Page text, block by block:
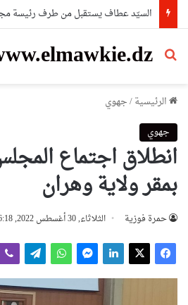
بحث عن
الرئيسية/جهوي
جهوي
انطلاق اجتماع
بمقر ولاية وهران
حمرة فوزية الثلاثاء, 30 أغسطس 2022, 16:18